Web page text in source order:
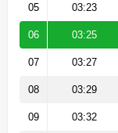
05 03:23
06 03:25
07 03:27
08 03:29
09 03:32